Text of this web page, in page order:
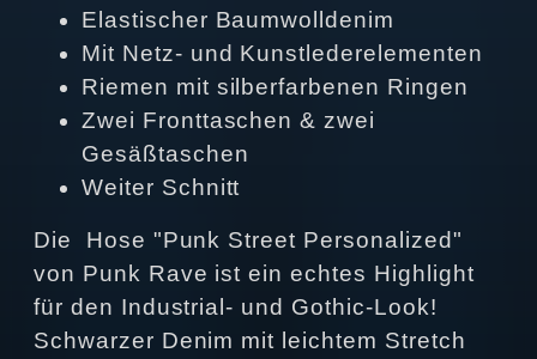
Elastischer Baumwolldenim
Mit Netz- und Kunstlederelementen
Riemen mit silberfarbenen Ringen
Zwei Fronttaschen & zwei
Gesäßtaschen
Weiter Schnitt
Die Hose "Punk Street Personalized"
von Punk Rave ist ein echtes Highlight
für den Industrial- und Gothic-Look!
Schwarzer Denim mit leichtem Stretch